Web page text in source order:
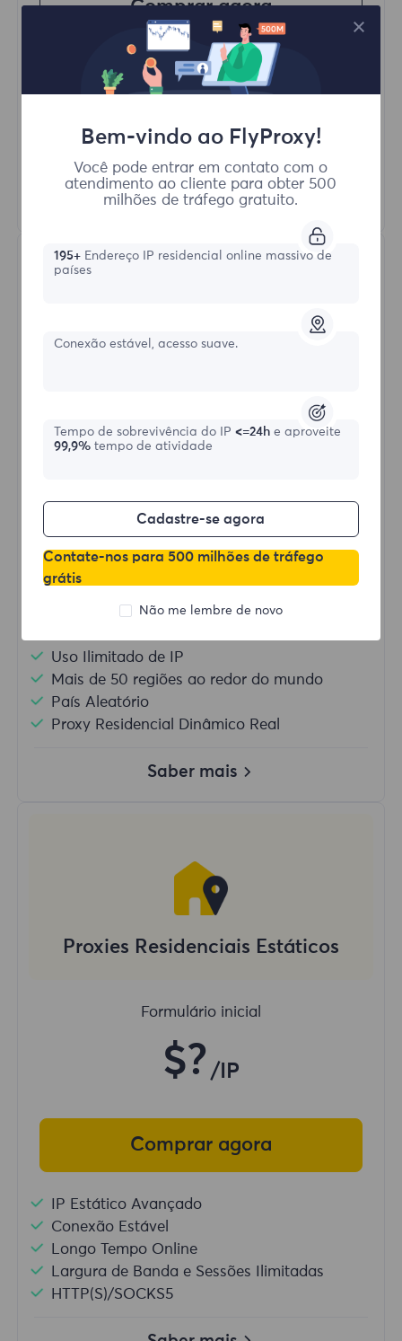
Comprar agora
Acesse conteúdo de diferentes regiões
Sessões Concurrentes Ilimitadas
Rotação Automática de Proxy
Saber mais
Formulário inicial
$?/Dia
Uso Ilimitado de IP
Mais de 50 regiões ao redor do mundo
País Aleatório
Proxy Residencial Dinâmico Real
Saber mais
Proxies Residenciais Estáticos
Formulário inicial
$? /IP
Comprar agora
IP Estático Avançado
Conexão Estável
Longo Tempo Online
Largura de Banda e Sessões Ilimitadas
HTTP(S)/SOCKS5
Bem-vindo ao FlyProxy!
Você pode entrar em contato com o
atendimento ao cliente para obter 500
milhões de tráfego gratuito.
195+Endereço IP residencial online massivo de
países
Conexão estável, acesso suave.
Tempo de sobrevivência do IP <=24h e aproveite
99,9%tempo de atividade
Cadastre-se agora
Contate-nos para 500 milhões de tráfego
grátis
Não me lembre de novo